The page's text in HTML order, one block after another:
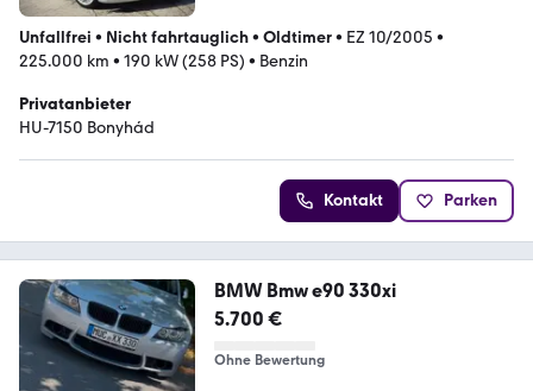
Unfallfrei • Nicht fahrtauglich• Oldtimer• EZ 10/2005 •
225.000 km • 190 kW (258 PS) • Benzin
Privatanbieter
HU-7150 Bonyhád
Kontakt Parken
BMW Bmw e90 330xi
5.700 €
Ohne Bewertung